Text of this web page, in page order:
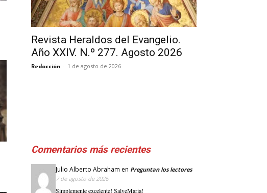
Revista Heraldos del Evangelio.
Año XXIV. N.º 277. Agosto 2026
Redacción - 1 de agosto de 2026
Comentarios más recientes
Julio Alberto Abraham en Preguntan los lectores
7 de agosto de 2026
Simplemente excelente! SalveMaria!